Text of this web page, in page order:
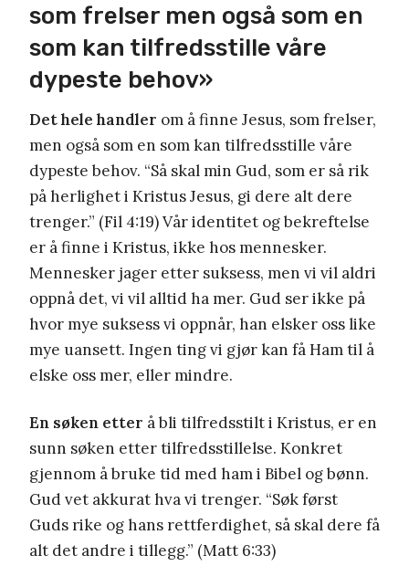
som frelser men også som en
som kan tilfredsstille våre
dypeste behov»
Det hele handler om å finne Jesus, som frelser,
men også som en som kan tilfredsstille våre
dypeste behov. “Så skal min Gud, som er så rik
på herlighet i Kristus Jesus, gi dere alt dere
trenger.” (Fil 4:19) Vår identitet og bekreftelse
er å finne i Kristus, ikke hos mennesker.
Mennesker jager etter suksess, men vi vil aldri
oppnå det, vi vil alltid ha mer. Gud ser ikke på
hvor mye suksess vi oppnår, han elsker oss like
mye uansett. Ingen ting vi gjør kan få Ham til å
elske oss mer, eller mindre.
En søken etter å bli tilfredsstilt i Kristus, er en
sunn søken etter tilfredsstillelse. Konkret
gjennom å bruke tid med ham i Bibel og bønn.
Gud vet akkurat hva vi trenger. “Søk først
Guds rike og hans rettferdighet, så skal dere få
alt det andre i tillegg.” (Matt 6:33)